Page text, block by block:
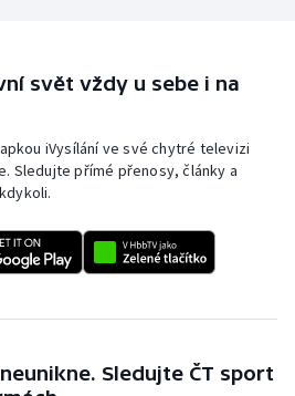
svět vždy u sebe i na
iVysílání ve své chytré televizi
Sledujte přímé přenosy, články a
Sledujte ČT sport